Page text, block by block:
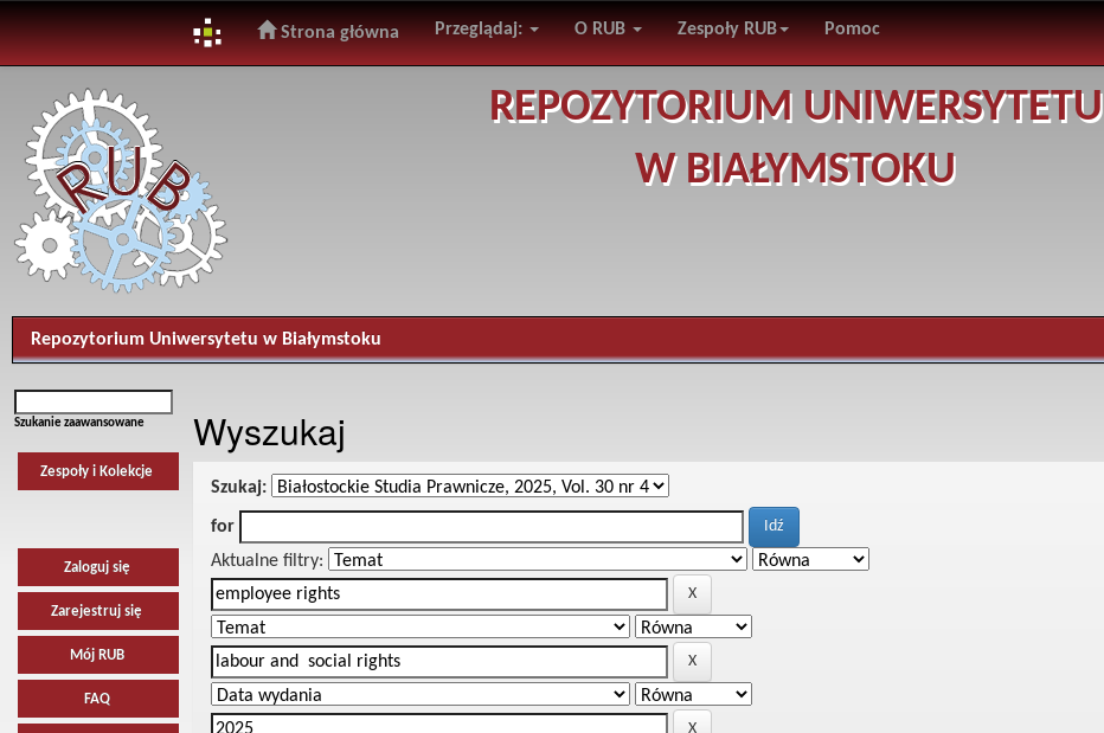
navigation
Strona główna Przeglądaj: O RUB Zespoły RUB Pomoc
REPOZYTORIUM UNIWERSYTETU
W BIAŁYMSTOKU
Repozytorium Uniwersytetu w Białymstoku
Szukanie zaawansowane
Zespoły i Kolekcje
Zaloguj się
Zarejestruj się
Mój RUB
FAQ
Wyszukaj
Szukaj:
for
Aktualne filtry: